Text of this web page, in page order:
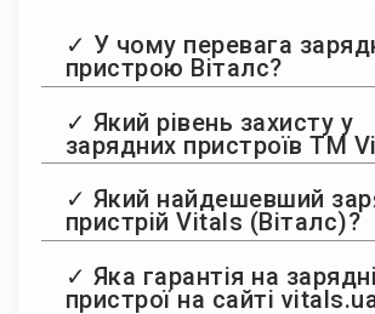
✓ У чому перевага
пристрою Віталс?
✓ Який рівень захисту у
зарядних пристроїв ТМ
✓ Який найдешевший
пристрій Vitals (Віталс)?
✓ Яка гарантія на зарядні
пристрої на сайті